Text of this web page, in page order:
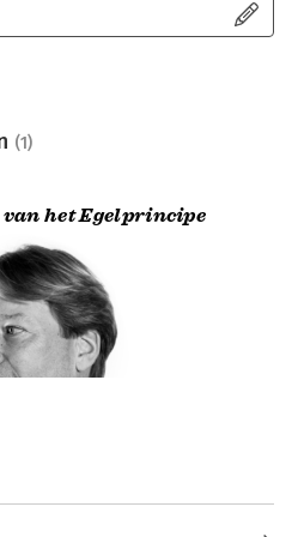
(1)
van het Egelprincipe